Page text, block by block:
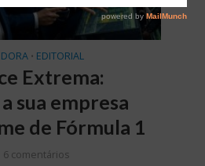
• EDITORIAL
Extrema:
sua empresa
de Fórmula 1
6 comentários